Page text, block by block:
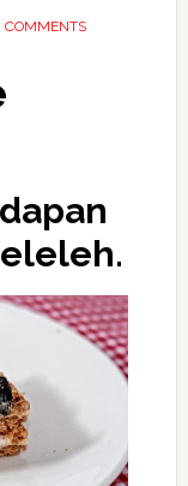
COMMENTS
.